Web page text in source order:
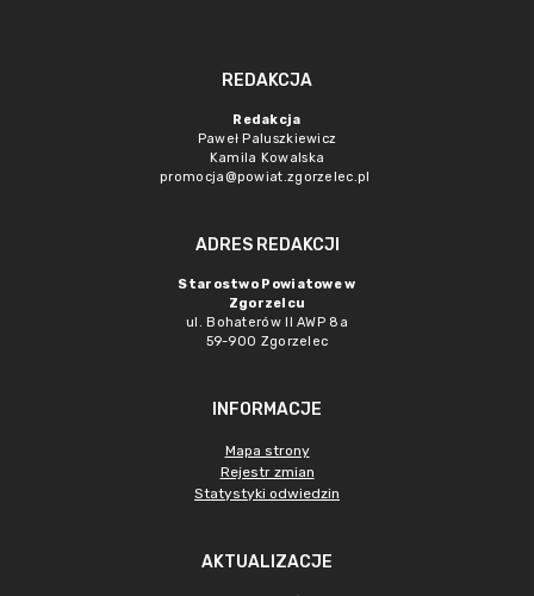
REDAKCJA
Redakcja
Paweł Paluszkiewicz
Kamila Kowalska
promocja@powiat.zgorzelec.pl
ADRES REDAKCJI
Starostwo Powiatowe w
Zgorzelcu
ul. Bohaterów II AWP 8a
59-900 Zgorzelec
INFORMACJE
Mapa strony
Rejestr zmian
Statystyki odwiedzin
AKTUALIZACJE